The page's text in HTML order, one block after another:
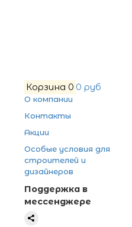
Корзина 0 0 руб
О компании
Контакты
Акции
Особые условия для
строителей и
дизайнеров
Поддержка в
мессенджере